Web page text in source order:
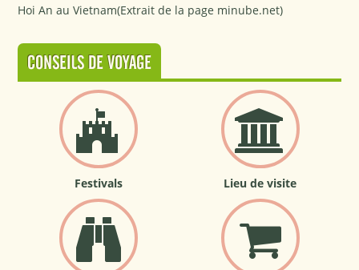
Hoi An au Vietnam(Extrait de la page minube.net)
CONSEILS DE VOYAGE
Festivals Lieu de visite